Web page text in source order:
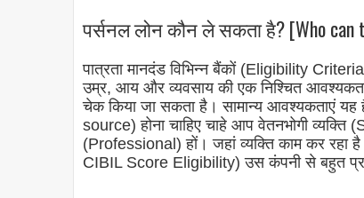
पर्सनल लोन कौन ले सकता है? [Who can
पात्रता मानदंड विभिन्न बैंकों (Eligibility
उम्र, आय और व्यवसाय की एक निश्चित
चेक किया जा सकता है। सामान्य आवश्यकताएं
source) होना चाहिए चाहे आप वेतनभोगी
(Professional) हों। जहां व्यक्ति काम कर रहा
CIBIL Score Eligibility) उस कंपनी से बहुत